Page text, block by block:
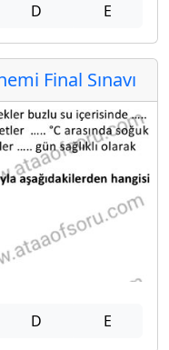
D E
Final Sınavı
D E